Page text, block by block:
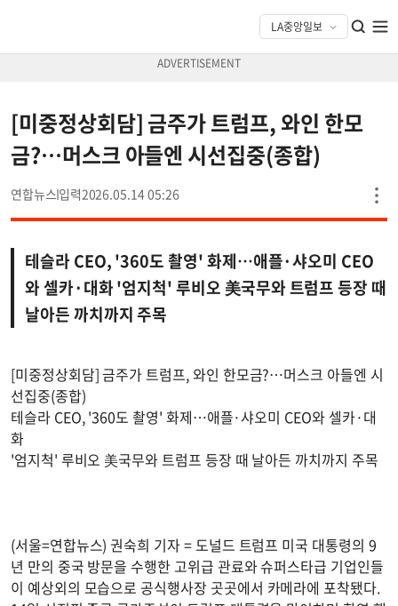
[미중정상회담] 금주가 트럼프, 와인 한모
금?…머스크 아들엔 시선집중(종합)
연합뉴스 2026.05.14 05:26
테슬라 CEO, '360도 촬영' 화제…애플·샤오미 CEO
와 셀카·대화 '엄지척' 루비오 美국무와 트럼프 등장 때
날아든 까치까지 주목
[미중정상회담] 금주가 트럼프, 와인 한모금?…머스크 아들엔 시
선집중(종합)
테슬라 CEO, '360도 촬영' 화제…애플·샤오미 CEO와 셀카·대
화
'엄지척' 루비오 美국무와 트럼프 등장 때 날아든 까치까지 주목
(서울=연합뉴스) 권숙희 기자 = 도널드 트럼프 미국 대통령의 9
년 만의 중국 방문을 수행한 고위급 관료와 슈퍼스타급 기업인들
이 예상외의 모습으로 공식행사장 곳곳에서 카메라에 포착됐다.